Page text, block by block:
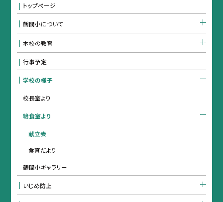
トップページ
鶴間小について
本校の教育
行事予定
学校の様子
校長室より
給食室より
献立表
食育だより
鶴間小ギャラリー
いじめ防止